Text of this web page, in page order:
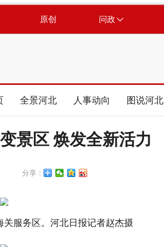
原创 问政
全景河北 人事动向 图说河北
景区 焕发全新活力
分享：
关服务区。河北日报记者赵杰摄